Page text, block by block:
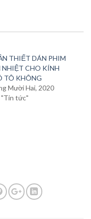
THIẾT DÁN PHIM
NHIỆT CHO KÍNH
TÔ KHÔNG
Mười Hai, 2020
"Tin tức"